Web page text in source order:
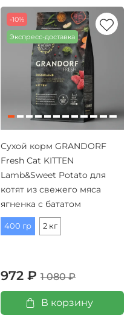
-10%
Экспресс-доставка
Сухой корм GRANDORF
Fresh Cat KITTEN
Lamb&Sweet Potato для
котят из свежего мяса
ягненка с бататом
400 гр 2 кг
972 ₽ 1 080 ₽
В корзину